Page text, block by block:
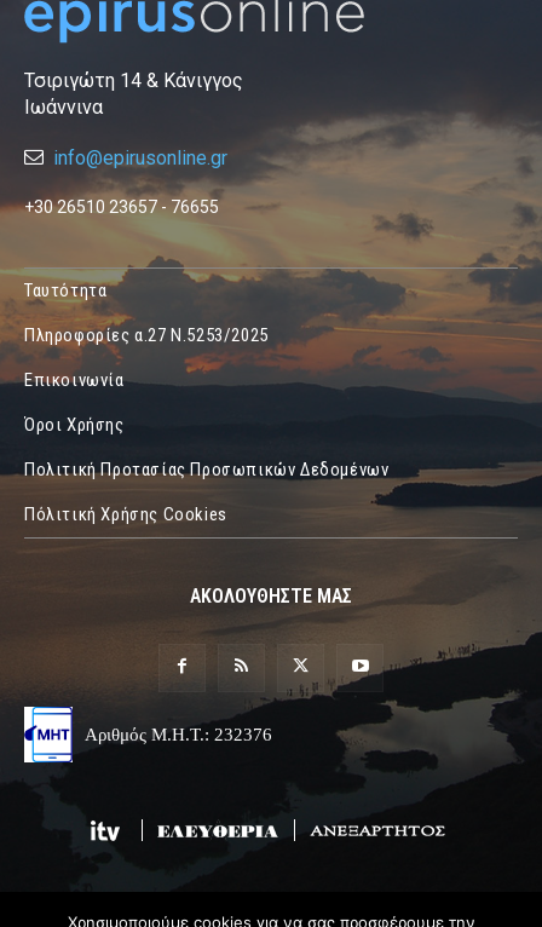
Τσιριγώτη 14 & Κάνιγγος
Ιωάννινα
info@epirusonline.gr
+30 26510 23657 - 76655
Ταυτότητα
Πληροφορίες α.27 Ν.5253/2025
Επικοινωνία
Όροι Χρήσης
Πολιτική Προτασίας Προσωπικών Δεδομένων
Πόλιτική Χρήσης Cookies
ΑΚΟΛΟΥΘΗΣΤΕ ΜΑΣ
Αριθμός Μ.Η.Τ.: 232376
Χρησιμοποιούμε cookies για να σας προσφέρουμε την